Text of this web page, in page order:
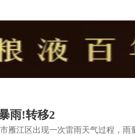
雨!转移2
雁江区出现一次雷雨天气过程，